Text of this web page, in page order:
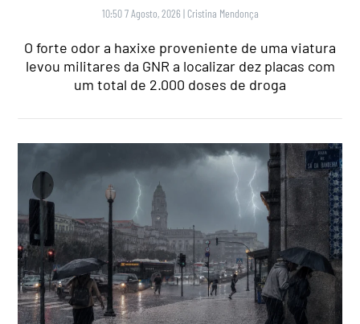
10:50 7 Agosto, 2026 | Cristina Mendonça
O forte odor a haxixe proveniente de uma viatura
levou militares da GNR a localizar dez placas com
um total de 2.000 doses de droga